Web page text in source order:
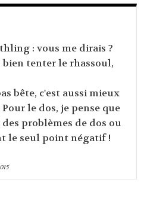
: vous me dirais ?
tenter le rhassoul,
bête, c'est aussi mieux
le dos, je pense que
problèmes de dos ou
le seul point négatif !